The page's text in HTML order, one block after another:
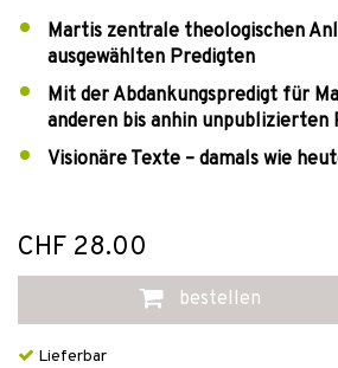
Martis zentrale theologischen
ausgewählten Predigten
Mit der Abdankungspredigt für
anderen bis anhin unpublizierten
Visionäre Texte – damals wie
CHF 28.00
bestellen
Lieferbar